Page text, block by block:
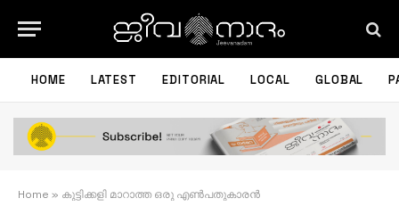
HOME LATEST EDITORIAL LOCAL GLOBAL
Home » കുട്ടിക്കളി മാറാത്ത ഒരു എൺപതുകാരൻ